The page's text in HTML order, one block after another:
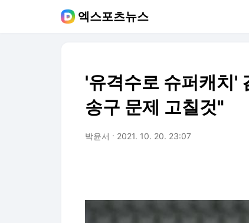
엑스포츠뉴스
'유격수로 슈퍼캐치'
송구 문제 고칠것"
박윤서 2021. 10. 20. 23:07